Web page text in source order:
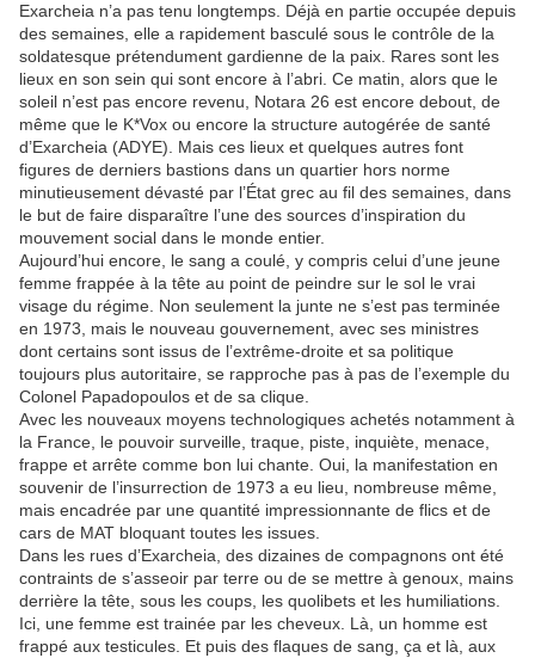
Exarcheia n’a pas tenu longtemps. Déjà en partie occupée depuis
des semaines, elle a rapidement basculé sous le contrôle de la
soldatesque prétendument gardienne de la paix. Rares sont les
lieux en son sein qui sont encore à l’abri. Ce matin, alors que le
soleil n’est pas encore revenu, Notara 26 est encore debout, de
même que le K*Vox ou encore la structure autogérée de santé
d’Exarcheia (ADYE). Mais ces lieux et quelques autres font
figures de derniers bastions dans un quartier hors norme
minutieusement dévasté par l’État grec au fil des semaines, dans
le but de faire disparaître l’une des sources d’inspiration du
mouvement social dans le monde entier.
Aujourd’hui encore, le sang a coulé, y compris celui d’une jeune
femme frappée à la tête au point de peindre sur le sol le vrai
visage du régime. Non seulement la junte ne s’est pas terminée
en 1973, mais le nouveau gouvernement, avec ses ministres
dont certains sont issus de l’extrême-droite et sa politique
toujours plus autoritaire, se rapproche pas à pas de l’exemple du
Colonel Papadopoulos et de sa clique.
Avec les nouveaux moyens technologiques achetés notamment à
la France, le pouvoir surveille, traque, piste, inquiète, menace,
frappe et arrête comme bon lui chante. Oui, la manifestation en
souvenir de l’insurrection de 1973 a eu lieu, nombreuse même,
mais encadrée par une quantité impressionnante de flics et de
cars de MAT bloquant toutes les issues.
Dans les rues d’Exarcheia, des dizaines de compagnons ont été
contraints de s’asseoir par terre ou de se mettre à genoux, mains
derrière la tête, sous les coups, les quolibets et les humiliations.
Ici, une femme est trainée par les cheveux. Là, un homme est
frappé aux testicules. Et puis des flaques de sang, ça et là, aux